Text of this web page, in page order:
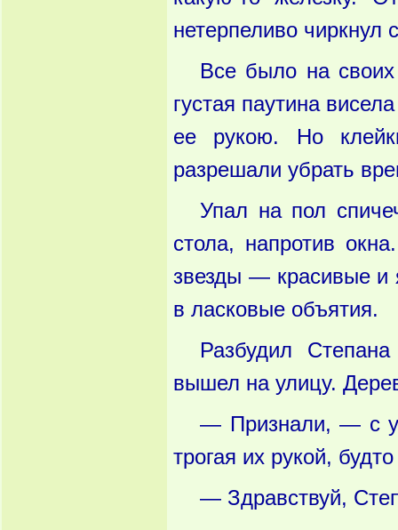
нетерпеливо чиркнул
Все было на
густая паутина
ее рукою. Но
разрешали убрать
Упал на пол
стола, напротив
звезды — красивые и
в ласковые объятия.
Разбудил
вышел на улицу.
— Признали, — с
трогая их рукой,
— Здравствуй,